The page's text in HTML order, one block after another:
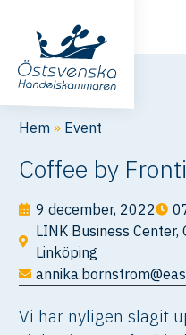
Hem » Event
Coffee by
9 december, 2022
LINK Business
Linköping
Vi har nyligen slagit